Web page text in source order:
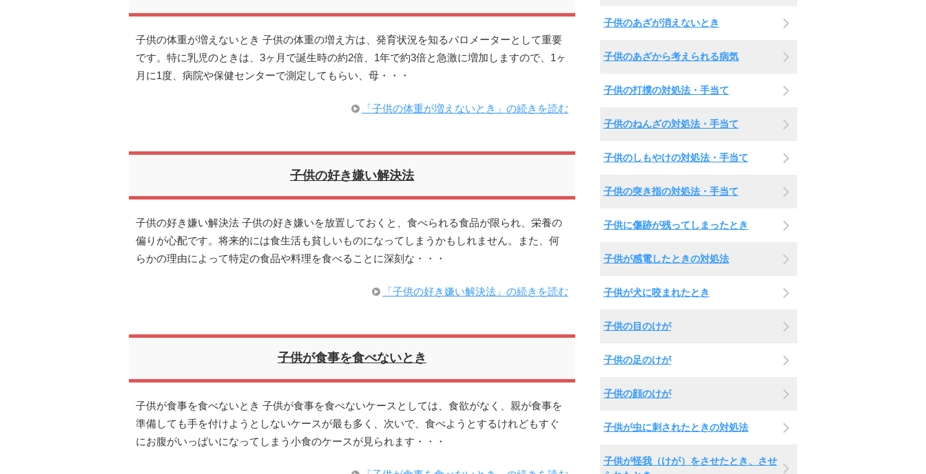
子供の体重が増えないとき 子供の体重の増え方は、発育状況を知るバロメーターとして重要
です。特に乳児のときは、3ヶ月で誕生時の約2倍、1年で約3倍と急激に増加しますので、1ヶ
月に1度、病院や保健センターで測定してもらい、母・・・
「子供の体重が増えないとき」の続きを読む
子供の好き嫌い解決法
子供の好き嫌い解決法 子供の好き嫌いを放置しておくと、食べられる食品が限られ、栄養の
偏りが心配です。将来的には食生活も貧しいものになってしまうかもしれません。また、何
らかの理由によって特定の食品や料理を食べることに深刻な・・・
「子供の好き嫌い解決法」の続きを読む
子供が食事を食べないとき
子供が食事を食べないとき 子供が食事を食べないケースとしては、食欲がなく、親が食事を
準備しても手を付けようとしないケースが最も多く、次いで、食べようとするけれどもすぐ
にお腹がいっぱいになってしまう小食のケースが見られます・・・
子供のあざが消えないとき
子供のあざから考えられる病気
子供の打撲の対処法・手当て
子供のねんざの対処法・手当て
子供のしもやけの対処法・手当て
子供の突き指の対処法・手当て
子供に傷跡が残ってしまったとき
子供が感電したときの対処法
子供が犬に咬まれたとき
子供の目のけが
子供の足のけが
子供の顔のけが
子供が虫に刺されたときの対処法
子供が怪我（けが）をさせたとき、させ